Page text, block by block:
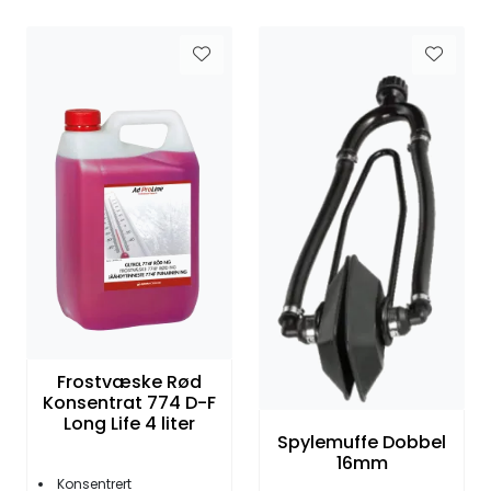
Frostvæske Rød
Konsentrat 774 D-F
Long Life 4 liter
Konsentrert
Spylemuffe Dobbel
16mm
Båtpleie/Opplag
Nyheter